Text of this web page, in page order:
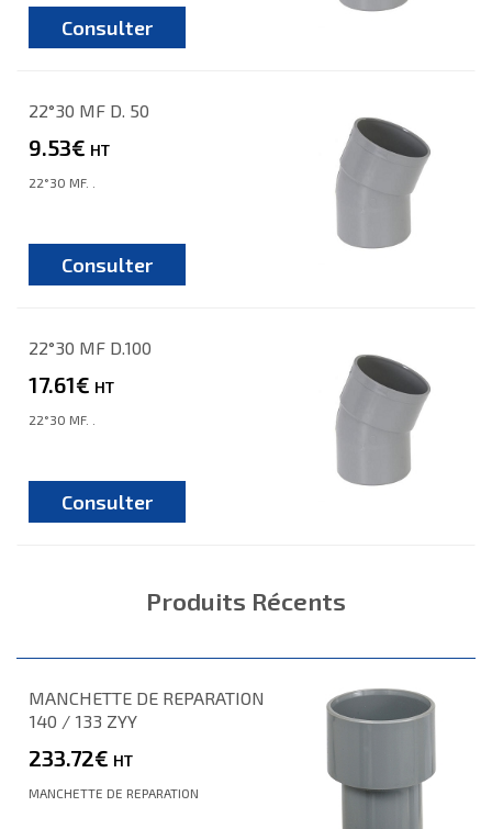
Consulter
22°30 MF D. 50
9.53€ HT
22°30 MF. .
Consulter
22°30 MF D.100
17.61€ HT
22°30 MF. .
Consulter
Produits Récents
MANCHETTE DE REPARATION
140 / 133 ZYY
233.72€ HT
MANCHETTE DE REPARATION